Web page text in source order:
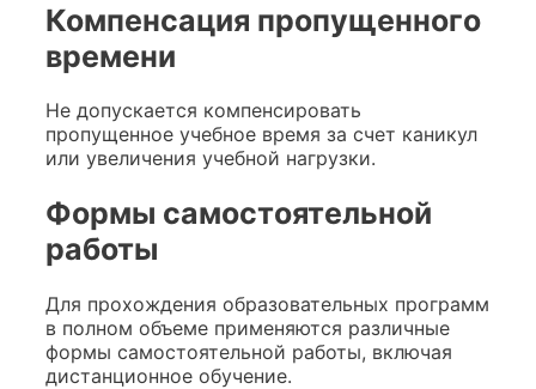
Компенсация пропущенного
времени
Не допускается компенсировать
пропущенное учебное время за счет каникул
или увеличения учебной нагрузки.
Формы самостоятельной
работы
Для прохождения образовательных программ
в полном объеме применяются различные
формы самостоятельной работы, включая
дистанционное обучение.